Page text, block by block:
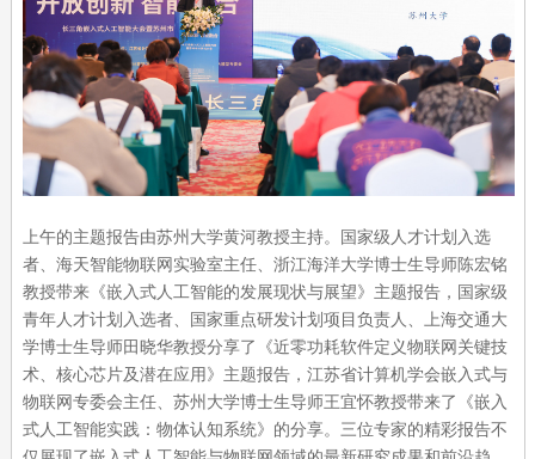
上午的主题报告由苏州大学黄河教授主持。国家级人才计划入选
者、海天智能物联网实验室主任、浙江海洋大学博士生导师陈宏铭
教授带来《嵌入式人工智能的发展现状与展望》主题报告，国家级
青年人才计划入选者、国家重点研发计划项目负责人、上海交通大
学博士生导师田晓华教授分享了《近零功耗软件定义物联网关键技
术、核心芯片及潜在应用》主题报告，江苏省计算机学会嵌入式与
物联网专委会主任、苏州大学博士生导师王宜怀教授带来了《嵌入
式人工智能实践：物体认知系统》的分享。三位专家的精彩报告不